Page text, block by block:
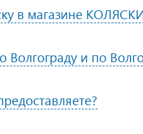
в магазине
Волгограду и по